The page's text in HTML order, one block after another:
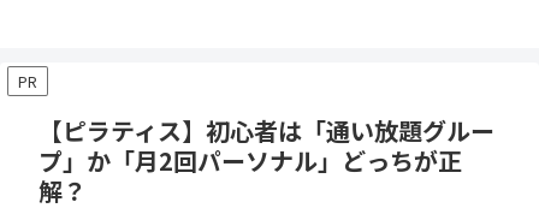
PR
【ピラティス】初心者は「通い放題グルー
プ」か「月2回パーソナル」どっちが正
解？